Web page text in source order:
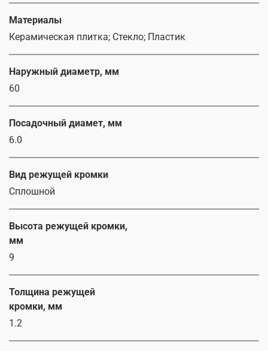
Материалы
Керамическая плитка; Стекло; Пластик
Наружный диаметр, мм
60
Посадочный диамет, мм
6.0
Вид режущей кромки
Сплошной
Высота режущей кромки,
мм
9
Толщина режущей
кромки, мм
1.2